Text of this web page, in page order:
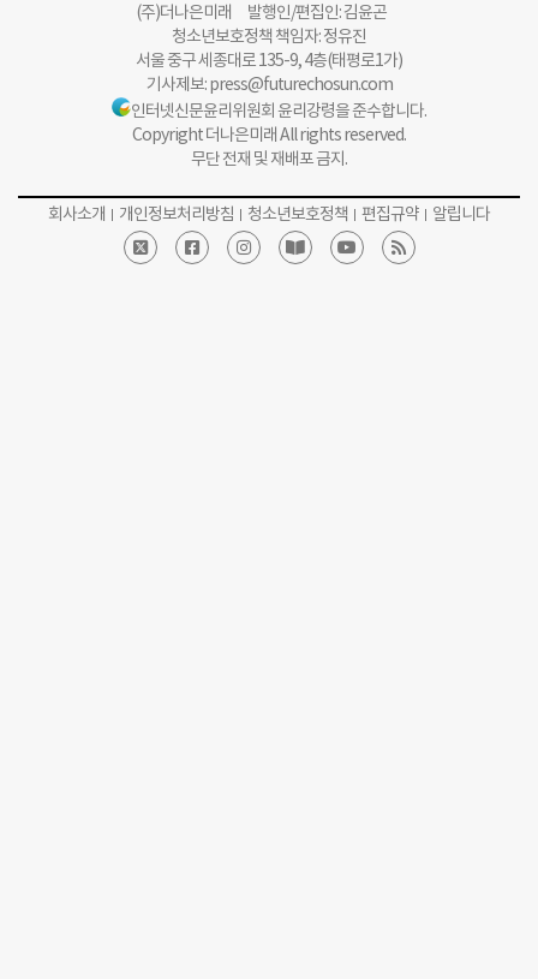
(주)더나은미래 발행인/편집인: 김윤곤
청소년보호정책 책임자: 정유진
서울 중구 세종대로 135-9, 4층(태평로1가)
기사제보:press@futurechosun.com
인터넷신문윤리위원회 윤리강령을 준수합니다.
Copyright 더나은미래 All rights reserved.
무단 전재 및 재배포 금지.
회사소개 개인정보처리방침 청소년보호정책 편집규약 알립니다